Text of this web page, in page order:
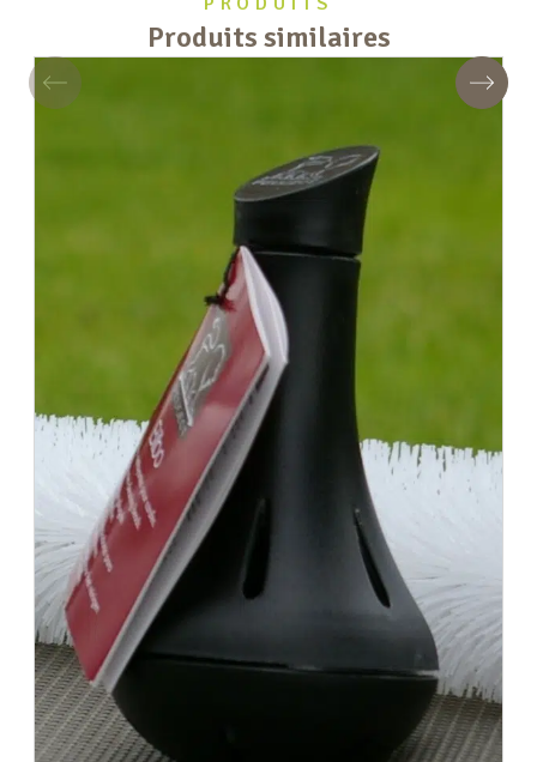
Produits similaires
Précédent